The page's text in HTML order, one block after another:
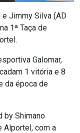
e Jimmy Silva (AD
1ª Taça de
Galomar,
1 vitória e 8
da época de
by Shimano
Alportel, com a